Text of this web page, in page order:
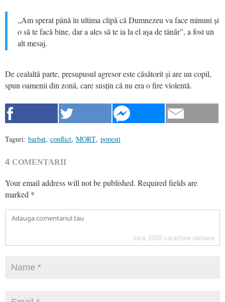
„Am sperat până în ultima clipă că Dumnezeu va face minuni și
o să te facă bine, dar a ales să te ia la el așa de tânăr”, a fost un
alt mesaj.
De cealaltă parte, presupusul agresor este căsătorit și are un copil,
spun oamenii din zonă, care susțin că nu era o fire violentă.
Taguri: barbat, conflict, MORT, popesti
4 COMENTARII
Your email address will not be published. Required fields are
marked *
inca 1000 caractere ramase